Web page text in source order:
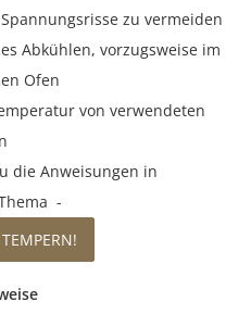
zu vermeiden
Abkühlen, vorzugsweise im
Ofen
von verwendeten
die Anweisungen in
-